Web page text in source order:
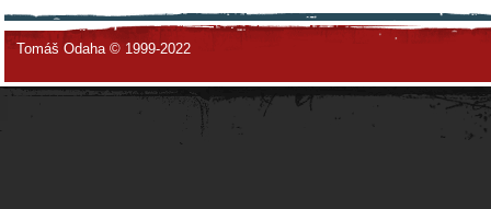
Tomáš Odaha © 1999-2022